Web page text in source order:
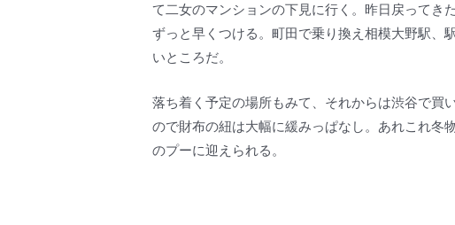
て二女のマンションの下見に行く。昨日戻ってき
ずっと早くつける。町田で乗り換え相模大野駅、
いところだ。
落ち着く予定の場所もみて、それからは渋谷で買
ので財布の紐は大幅に緩みっぱなし。あれこれ冬
のプーに迎えられる。